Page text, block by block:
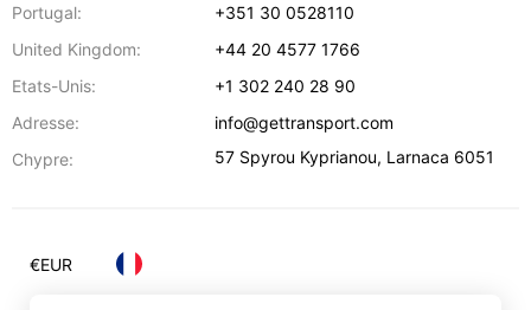
Portugal:
+351 30 0528110
United Kingdom:
+44 20 4577 1766
Etats-Unis:
+1 302 240 28 90
Adresse:
info@gettransport.com
Chypre:
57 Spyrou Kyprianou, Larnaca 6051
€EUR